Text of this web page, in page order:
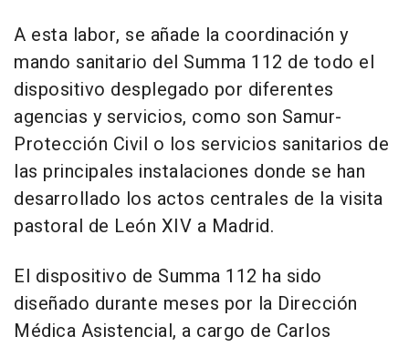
A esta labor, se añade la coordinación y
mando sanitario del Summa 112 de todo el
dispositivo desplegado por diferentes
agencias y servicios, como son Samur-
Protección Civil o los servicios sanitarios de
las principales instalaciones donde se han
desarrollado los actos centrales de la visita
pastoral de León XIV a Madrid.
El dispositivo de Summa 112 ha sido
diseñado durante meses por la Dirección
Médica Asistencial, a cargo de Carlos